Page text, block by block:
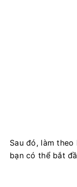
Sau đó, làm
bạn có thể bắt